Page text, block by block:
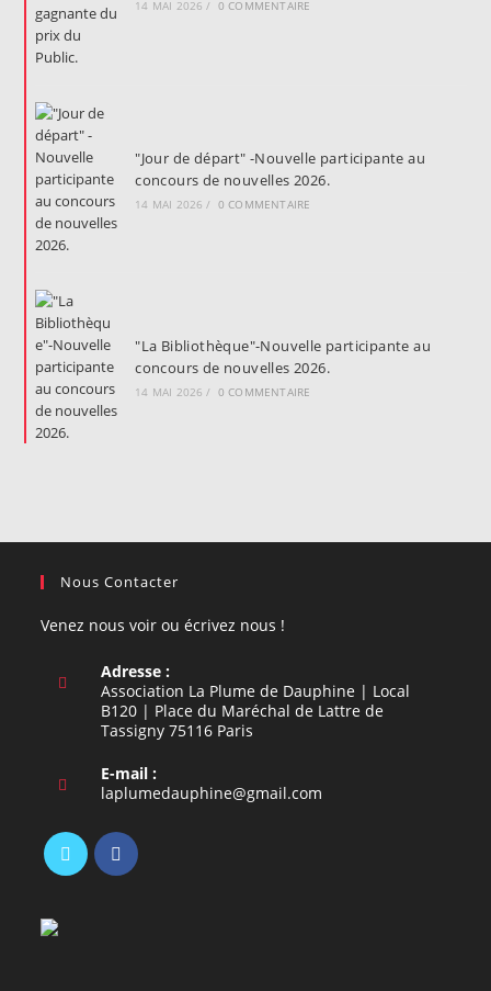
14 MAI 2026 / 0 COMMENTAIRE
"Jour de départ" -Nouvelle participante au
concours de nouvelles 2026.
14 MAI 2026 / 0 COMMENTAIRE
"La Bibliothèque"-Nouvelle participante au
concours de nouvelles 2026.
14 MAI 2026 / 0 COMMENTAIRE
Nous Contacter
Venez nous voir ou écrivez nous !
Adresse :
Association La Plume de Dauphine | Local
B120 | Place du Maréchal de Lattre de
Tassigny 75116 Paris
E-mail :
laplumedauphine@gmail.com
dans
un